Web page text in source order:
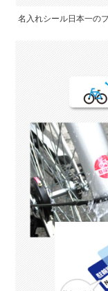
名入れシール日本一の